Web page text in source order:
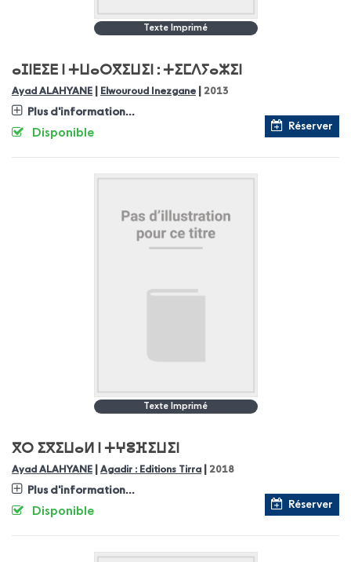
Texte Imprimé
ⴰⵊⵏⴹⵉⴹ ⵏ ⵜⵡⴰⵔⴳⵉⵡⵉⵏ : ⵜⵉⵎⴷⵢⴰⵣⵉⵏ
Ayad ALAHYANE Elwouroud Inezgane 2013
Plus d'information...
Réserver
Disponible
Texte Imprimé
ⴳⵔ ⵉⴳⵉⵡⴰⵍ ⵏ ⵜⵖⵓⴼⵉⵡⵉⵏ
Ayad ALAHYANE Agadir : Editions Tirra| 2018
Plus d'information...
Réserver
Disponible